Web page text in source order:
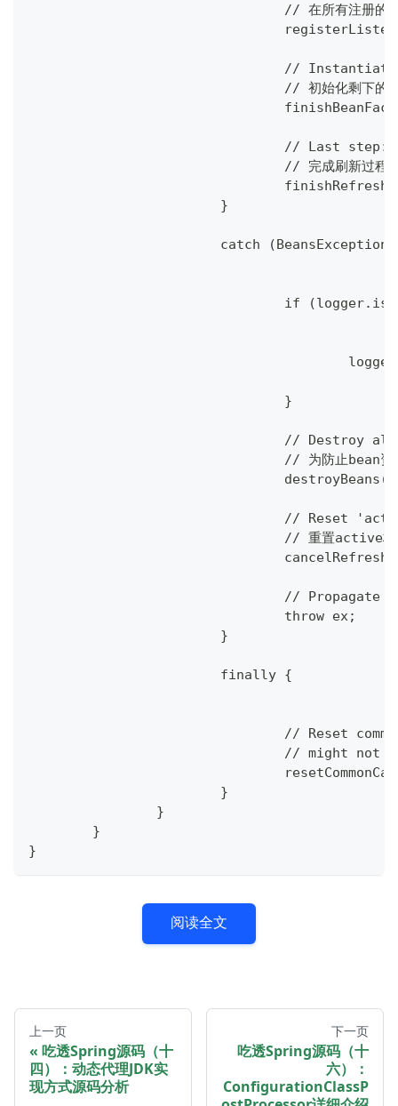
// 在所有注
//
// 初始化剩下
// Last
// 完成刷新
			}
catch (BeansException
if
				}
// Destroy
// 为防止
// Reset
// 重置active
//
				throw ex;
			}
			finally {
// Reset
// might
			}
		}
	}
}
阅读全文
上一页
吃透Spring源码（十
四）：动态代理JDK实
现方式源码分析
下一页
吃透Spring源码（十
六）：
ConfigurationClassP